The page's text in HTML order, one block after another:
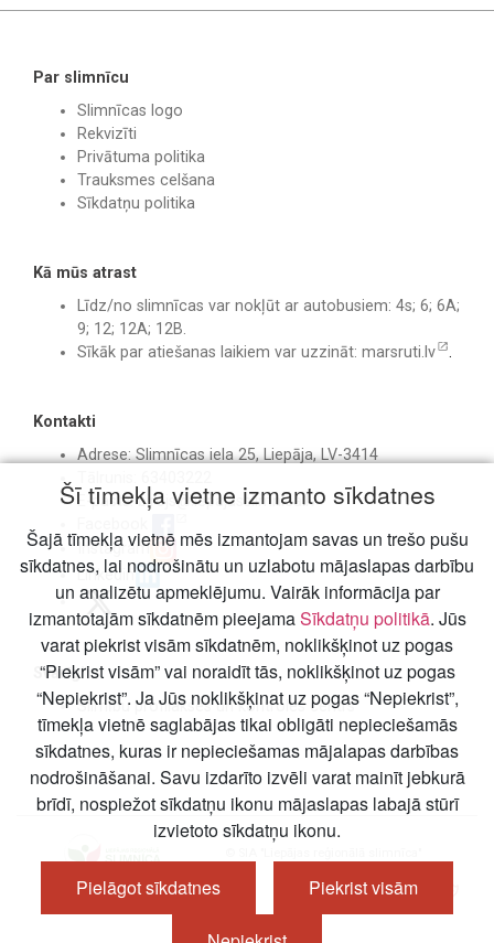
Par slimnīcu
Slimnīcas logo
Rekvizīti
Privātuma politika
Trauksmes celšana
Sīkdatņu politika
Kā mūs atrast
Līdz/no slimnīcas var nokļūt ar autobusiem: 4s; 6; 6A;
9; 12; 12A; 12B.
Sīkāk par atiešanas laikiem var uzzināt: marsruti.lv .
Kontakti
Adrese: Slimnīcas iela 25, Liepāja, LV-3414
E-pasts:birojs@liepajasslimnica.lv
Instagram
Linkedin
Svarīgi
Slimību profilakses un kontroles centrs
Šī tīmekļa vietne izmanto sīkdatnes
Šajā tīmekļa vietnē mēs izmantojam savas un trešo pušu
sīkdatnes, lai nodrošinātu un uzlabotu mājaslapas darbību
un analizētu apmeklējumu. Vairāk informācija par
izmantotajām sīkdatnēm pieejamaSīkdatņu politikā. Jūs
varat piekrist visām sīkdatnēm, noklikšķinot uz pogas
“Piekrist visām” vai noraidīt tās, noklikšķinot uz pogas
“Nepiekrist”. Ja Jūs noklikšķinat uz pogas “Nepiekrist”,
tīmekļa vietnē saglabājas tikai obligāti nepieciešamās
sīkdatnes, kuras ir nepieciešamas mājalapas darbības
nodrošināšanai. Savu izdarīto izvēli varat mainīt jebkurā
brīdī, nospiežot sīkdatņu ikonu mājaslapas labajā stūrī
izvietoto sīkdatņu ikonu.
Pielāgot sīkdatnes Piekrist visām